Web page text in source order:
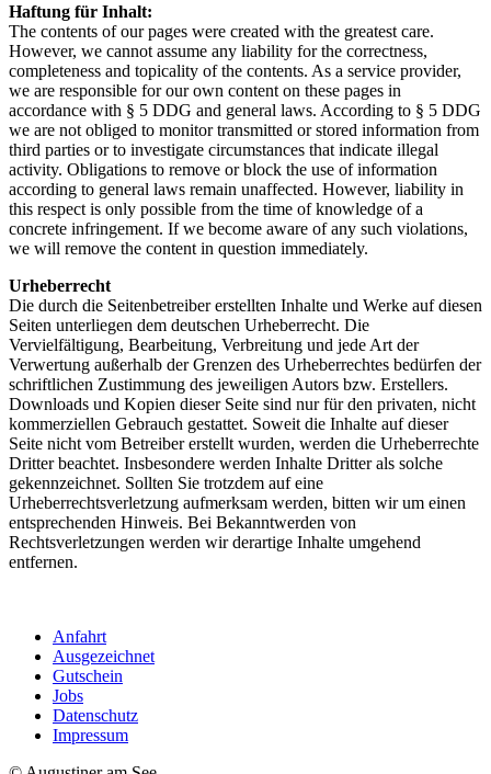
Haftung für Inhalt:
The contents of our pages were created with the greatest care.
However, we cannot assume any liability for the correctness,
completeness and topicality of the contents. As a service provider,
we are responsible for our own content on these pages in
accordance with § 5 DDG and general laws. According to § 5 DDG
we are not obliged to monitor transmitted or stored information from
third parties or to investigate circumstances that indicate illegal
activity. Obligations to remove or block the use of information
according to general laws remain unaffected. However, liability in
this respect is only possible from the time of knowledge of a
concrete infringement. If we become aware of any such violations,
we will remove the content in question immediately.
Urheberrecht
Die durch die Seitenbetreiber erstellten Inhalte und Werke auf diesen
Seiten unterliegen dem deutschen Urheberrecht. Die
Vervielfältigung, Bearbeitung, Verbreitung und jede Art der
Verwertung außerhalb der Grenzen des Urheberrechtes bedürfen der
schriftlichen Zustimmung des jeweiligen Autors bzw. Erstellers.
Downloads und Kopien dieser Seite sind nur für den privaten, nicht
kommerziellen Gebrauch gestattet. Soweit die Inhalte auf dieser
Seite nicht vom Betreiber erstellt wurden, werden die Urheberrechte
Dritter beachtet. Insbesondere werden Inhalte Dritter als solche
gekennzeichnet. Sollten Sie trotzdem auf eine
Urheberrechtsverletzung aufmerksam werden, bitten wir um einen
entsprechenden Hinweis. Bei Bekanntwerden von
Rechtsverletzungen werden wir derartige Inhalte umgehend
entfernen.
Anfahrt
Ausgezeichnet
Gutschein
Jobs
Datenschutz
Impressum